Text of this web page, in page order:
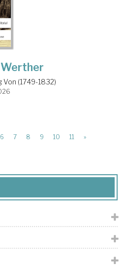
Werther
Von (1749-1832)
6 7 8 9 10 11 »